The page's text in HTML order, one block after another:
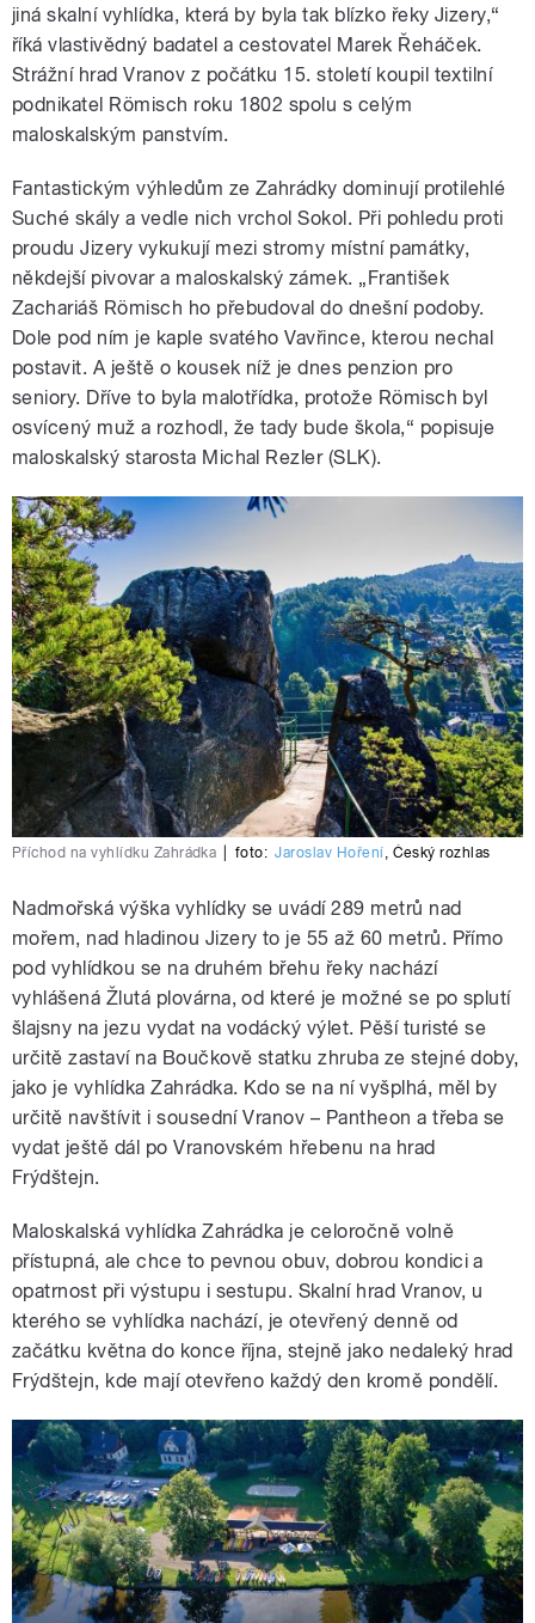
jiná skalní vyhlídka, která by byla tak blízko řeky Jizery,“
říká vlastivědný badatel a cestovatel Marek Řeháček.
Strážní hrad Vranov z počátku 15. století koupil textilní
podnikatel Römisch roku 1802 spolu s celým
maloskalským panstvím.
Fantastickým výhledům ze Zahrádky dominují protilehlé
Suché skály a vedle nich vrchol Sokol. Při pohledu proti
proudu Jizery vykukují mezi stromy místní památky,
někdejší pivovar a maloskalský zámek. „František
Zachariáš Römisch ho přebudoval do dnešní podoby.
Dole pod ním je kaple svatého Vavřince, kterou nechal
postavit. A ještě o kousek níž je dnes penzion pro
seniory. Dříve to byla malotřídka, protože Römisch byl
osvícený muž a rozhodl, že tady bude škola,“ popisuje
maloskalský starosta Michal Rezler (SLK).
Příchod na vyhlídku Zahrádka foto: Jaroslav Hoření, Český rozhlas
Nadmořská výška vyhlídky se uvádí 289 metrů nad
mořem, nad hladinou Jizery to je 55 až 60 metrů. Přímo
pod vyhlídkou se na druhém břehu řeky nachází
vyhlášená Žlutá plovárna, od které je možné se po splutí
šlajsny na jezu vydat na vodácký výlet. Pěší turisté se
určitě zastaví na Boučkově statku zhruba ze stejné doby,
jako je vyhlídka Zahrádka. Kdo se na ní vyšplhá, měl by
určitě navštívit i sousední Vranov – Pantheon a třeba se
vydat ještě dál po Vranovském hřebenu na hrad
Frýdštejn.
Maloskalská vyhlídka Zahrádka je celoročně volně
přístupná, ale chce to pevnou obuv, dobrou kondici a
opatrnost při výstupu i sestupu. Skalní hrad Vranov, u
kterého se vyhlídka nachází, je otevřený denně od
začátku května do konce října, stejně jako nedaleký hrad
Frýdštejn, kde mají otevřeno každý den kromě pondělí.